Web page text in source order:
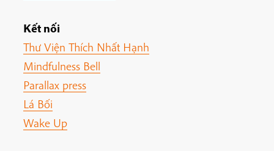
Kết nối
Thư Viện Thích Nhất Hạnh
Mindfulness Bell
Parallax press
Lá Bối
Wake Up